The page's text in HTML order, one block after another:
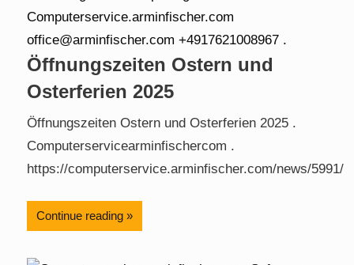
Öffnungszeiten Ostern und
Osterferien 2025
Öffnungszeiten Ostern und Osterferien 2025 .
Computerservicearminfischercom .
https://computerservice.arminfischer.com/news/5991/
Continue reading